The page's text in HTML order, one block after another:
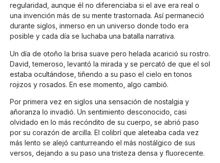
regularidad, aunque él no diferenciaba si el ave era real o
una invención más de su mente trastornada. Así permaneció
durante siglos, inmerso en un universo donde todo era
posible y cada día se luchaba una batalla narrativa.
Un día de otoño la brisa suave pero helada acarició su rostro.
David, temeroso, levantó la mirada y se percató de que el sol
estaba ocultándose, tiñendo a su paso el cielo en tonos
rojizos y rosados. En ese momento, algo cambió.
Por primera vez en siglos una sensación de nostalgia y
añoranza lo invadió. Un sentimiento desconocido, casi
olvidado en lo más recóndito de su cuerpo, se abrió paso
por su corazón de arcilla. El colibrí que aleteaba cada vez
más lento se alejó canturreando el más nostálgico de sus
versos, dejando a su paso una tristeza densa y fluorecente.